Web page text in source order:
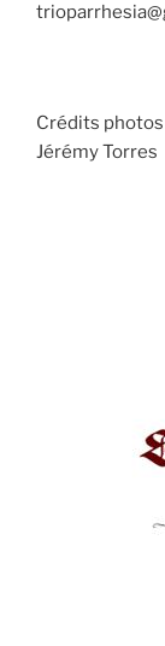
Crédits photos
Jérémy Torres